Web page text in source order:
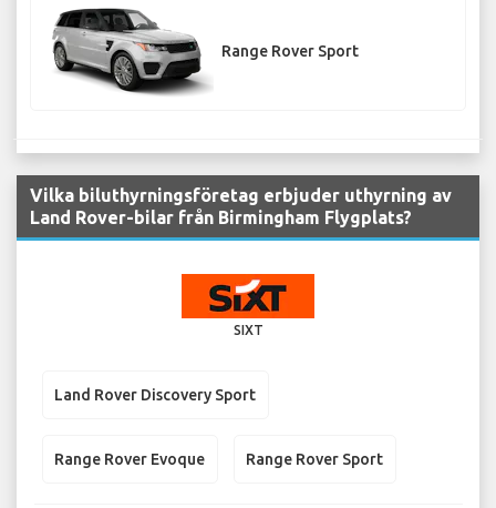
Range Rover Sport
Vilka biluthyrningsföretag erbjuder uthyrning av
Land Rover-bilar från Birmingham Flygplats?
SIXT
Land Rover Discovery Sport
Range Rover Evoque Range Rover Sport